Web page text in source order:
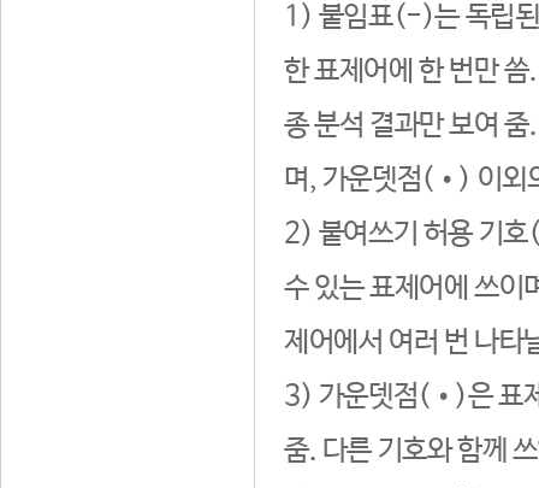
1) 붙임표(-)는 독립된
한 표제어에 한 번만
종 분석 결과만 보여
며, 가운뎃점(•) 이외
2) 붙여쓰기 허용 기호
수 있는 표제어에 쓰이
제어에서 여러 번 나타
3) 가운뎃점(•)은 표
줌. 다른 기호와 함께